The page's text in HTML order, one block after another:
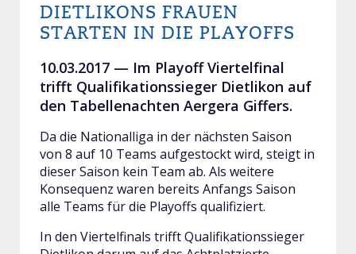
DIETLIKONS FRAUEN
STARTEN IN DIE PLAYOFFS
10.03.2017 — Im Playoff Viertelfinal
trifft Qualifikationssieger Dietlikon auf
den Tabellenachten Aergera Giffers.
Da die Nationalliga in der nächsten Saison
von 8 auf 10 Teams aufgestockt wird, steigt in
dieser Saison kein Team ab. Als weitere
Konsequenz waren bereits Anfangs Saison
alle Teams für die Playoffs qualifiziert.
In den Viertelfinals trifft Qualifikationssieger